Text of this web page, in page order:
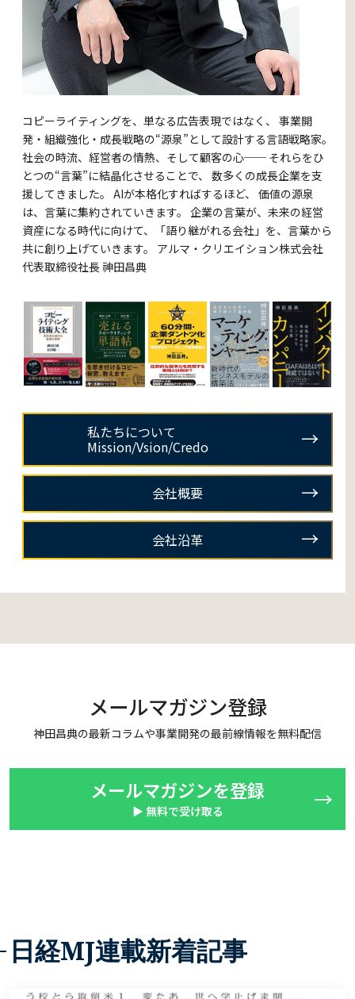
コピーライティングを、単なる広告表現ではなく、 事業開
発・組織強化・成長戦略の“源泉”として設計する言語戦略家。
社会の時流、経営者の情熱、そして顧客の心── それらをひ
とつの“言葉”に結晶化させることで、 数多くの成長企業を支
援してきました。 AIが本格化すればするほど、 価値の源泉
は、言葉に集約されていきます。 企業の言葉が、未来の経営
資産になる時代に向けて、
「語り継がれる会社」を、言葉から
共に創り上げていきます。 アルマ・クリエイション株式会社
代表取締役社長 神田昌典
私たちについて
Mission/Vsion/Credo
会社概要
会社沿革
メールマガジン登録
神田昌典の最新コラムや事業開発の最前線情報を無料配信
メールマガジンを登録
▶ 無料で受け取る
日経MJ連載新着記事